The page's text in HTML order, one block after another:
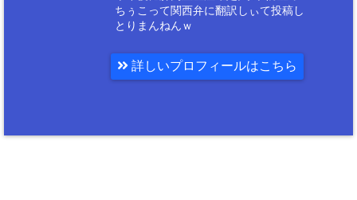
ちぅこって関西弁に翻訳しぃて投稿し
とりまんねんｗ
詳しいプロフィールはこちら